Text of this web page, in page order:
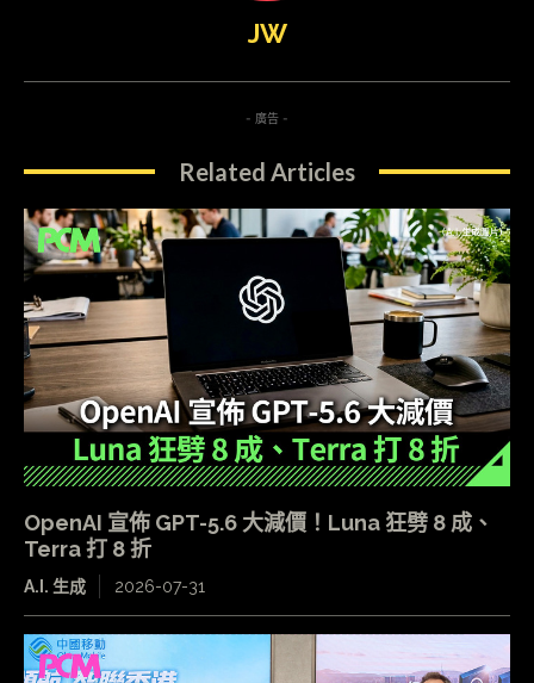
JW
- 廣告 -
Related Articles
OpenAI 宣佈 GPT-5.6 大減價！Luna 狂劈 8 成、
Terra 打 8 折
A.I. 生成 2026-07-31